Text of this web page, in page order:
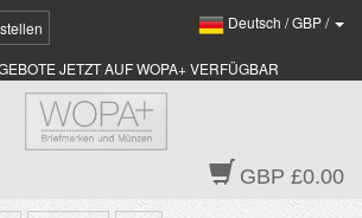
Deutsch /GBP/
JETZT AUF WOPA+ VERFÜGBAR
GBP £0.00